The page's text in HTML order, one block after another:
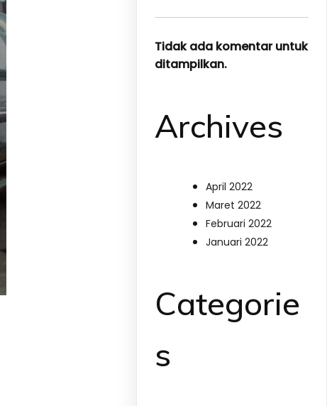
Tidak ada komentar untuk
ditampilkan.
Archives
April 2022
Maret 2022
Februari 2022
Januari 2022
Categorie
s